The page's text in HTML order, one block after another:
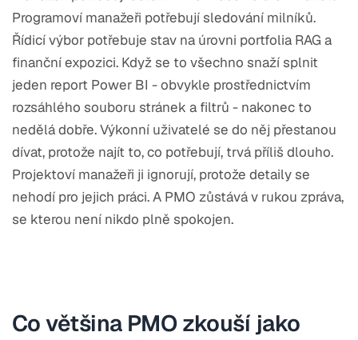
Programoví manažeři potřebují sledování milníků.
Řídicí výbor potřebuje stav na úrovni portfolia RAG a
finanční expozici. Když se to všechno snaží splnit
jeden report Power BI - obvykle prostřednictvím
rozsáhlého souboru stránek a filtrů - nakonec to
nedělá dobře. Výkonní uživatelé se do něj přestanou
dívat, protože najít to, co potřebují, trvá příliš dlouho.
Projektoví manažeři ji ignorují, protože detaily se
nehodí pro jejich práci. A PMO zůstává v rukou zpráva,
se kterou není nikdo plně spokojen.
Co většina PMO zkouší jako